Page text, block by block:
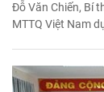
Đỗ Văn Chiến, Bí
MTTQ Việt Nam